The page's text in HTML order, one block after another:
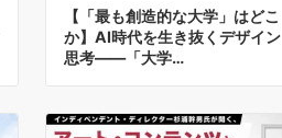
【「最も創造的な大学」はどこ
か】AI時代を生き抜くデザイン
思考——「大学…